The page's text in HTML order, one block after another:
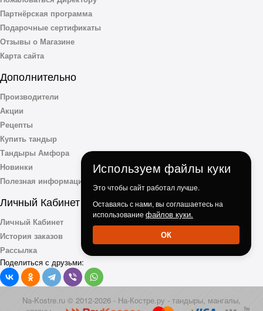
Партнёрская программа
Подарочные сертификаты
Отзывы о Магазине
Карта сайта
Дополнительно
Производители
Акции
Рецепты
Купить тандыр
Тандыры Амфора
Новинки
Полезная информация
Личный Кабинет
Личный Кабинет
История заказов
Рассылка
Поделиться с друзьми:
Na-Kostre.ru © 2012-2026 - На-Костре.ру - тандыры, мангалы,
Используем файлы куки
Это чтобы сайт работал лучше.
Оставаясь с нами, вы соглашаетесь на
использование файлов куки.
ОК